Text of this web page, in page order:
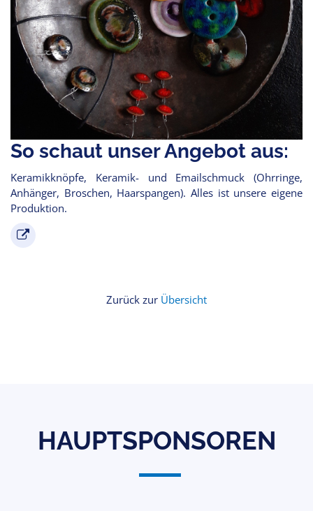
So schaut unser Angebot aus:
Keramikknöpfe, Keramik- und Emailschmuck (Ohrringe,
Anhänger, Broschen, Haarspangen). Alles ist unsere eigene
Produktion.
Zurück zur Übersicht
HAUPTSPONSOREN